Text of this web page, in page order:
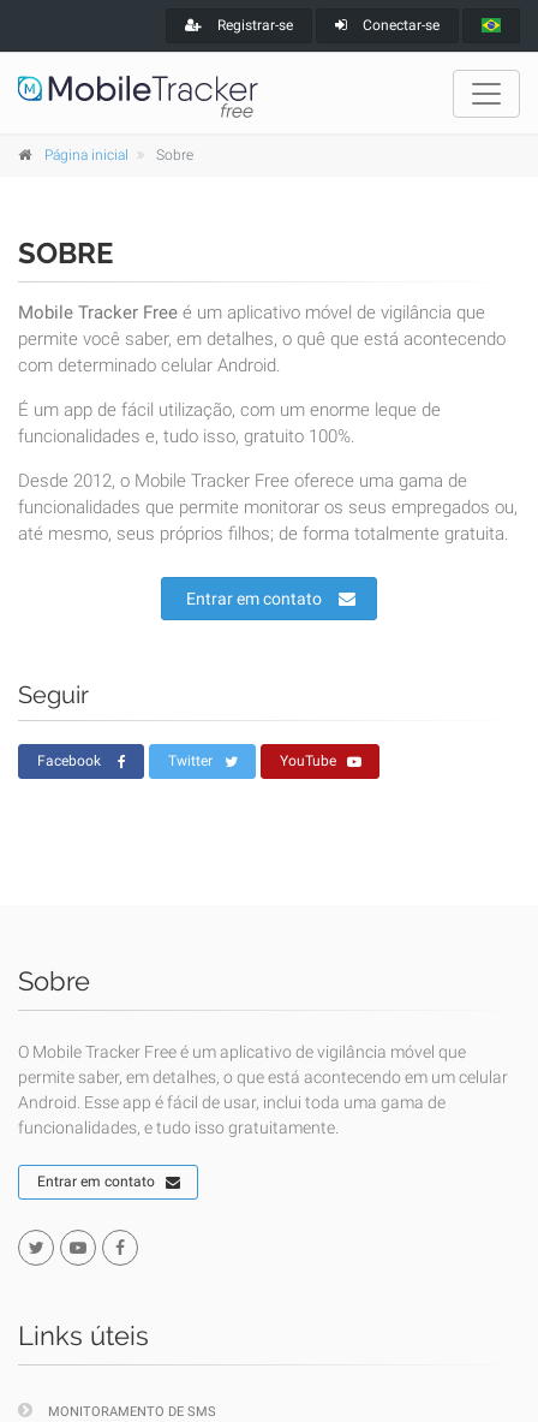
Registrar-se Conectar-se
Página inicial Sobre
SOBRE
Mobile Tracker Free é um aplicativo móvel de vigilância que
permite você saber, em detalhes, o quê que está acontecendo
com determinado celular Android.
É um app de fácil utilização, com um enorme leque de
funcionalidades e, tudo isso, gratuito 100%.
Desde 2012, o Mobile Tracker Free oferece uma gama de
funcionalidades que permite monitorar os seus empregados ou,
até mesmo, seus próprios filhos; de forma totalmente gratuita.
Entrar em contato
Seguir
Facebook Twitter YouTube
Sobre
O Mobile Tracker Free é um aplicativo de vigilância móvel que
permite saber, em detalhes, o que está acontecendo em um celular
Android. Esse app é fácil de usar, inclui toda uma gama de
funcionalidades, e tudo isso gratuitamente.
Entrar em contato
Links úteis
MONITORAMENTO DE SMS